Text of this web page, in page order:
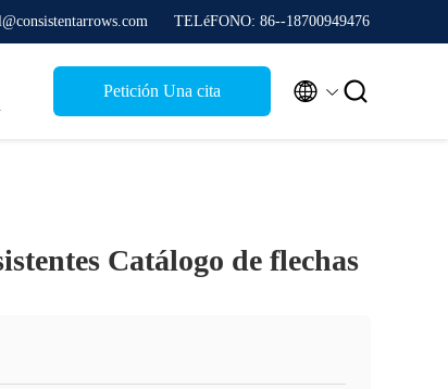
TELéFONO: 86--18700949476
Petición Una cita  
Catálogo de flechas